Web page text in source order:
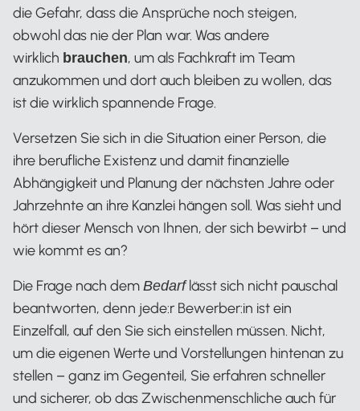
die Gefahr, dass die Ansprüche noch steigen,
obwohl das nie der Plan war. Was andere
wirklich brauchen, um als Fachkraft im Team
anzukommen und dort auch bleiben zu wollen, das
ist die wirklich spannende Frage.
Versetzen Sie sich in die Situation einer Person, die
ihre berufliche Existenz und damit finanzielle
Abhängigkeit und Planung der nächsten Jahre oder
Jahrzehnte an ihre Kanzlei hängen soll. Was sieht und
hört dieser Mensch von Ihnen, der sich bewirbt – und
wie kommt es an?
Die Frage nach dem Bedarflässt sich nicht pauschal
beantworten, denn jede:r Bewerber:in ist ein
Einzelfall, auf den Sie sich einstellen müssen. Nicht,
um die eigenen Werte und Vorstellungen hintenan zu
stellen – ganz im Gegenteil, Sie erfahren schneller
und sicherer, ob das Zwischenmenschliche auch für